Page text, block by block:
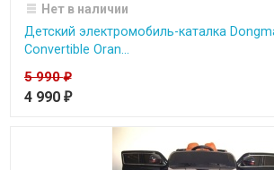
Нет в наличии
Детский электромобиль-каталка
Convertible Oran...
5 990₽
4 990 ₽